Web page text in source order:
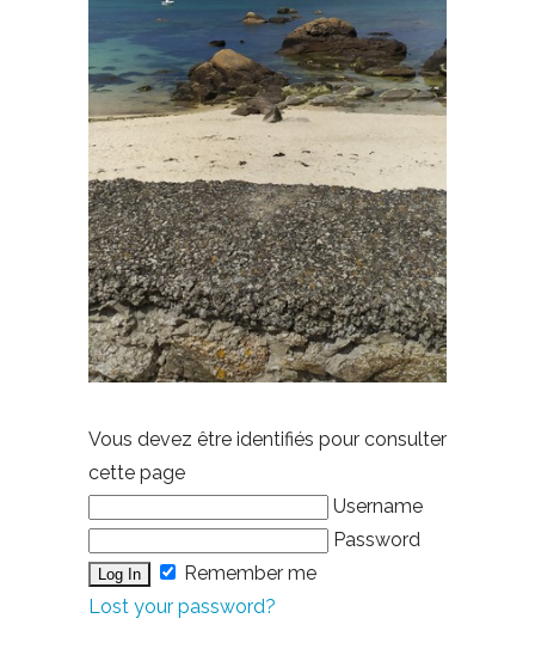
Vous devez être identifiés pour consulter
cette page
Username
Password
Remember me
Lost your password?